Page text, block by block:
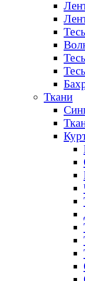
Ткани